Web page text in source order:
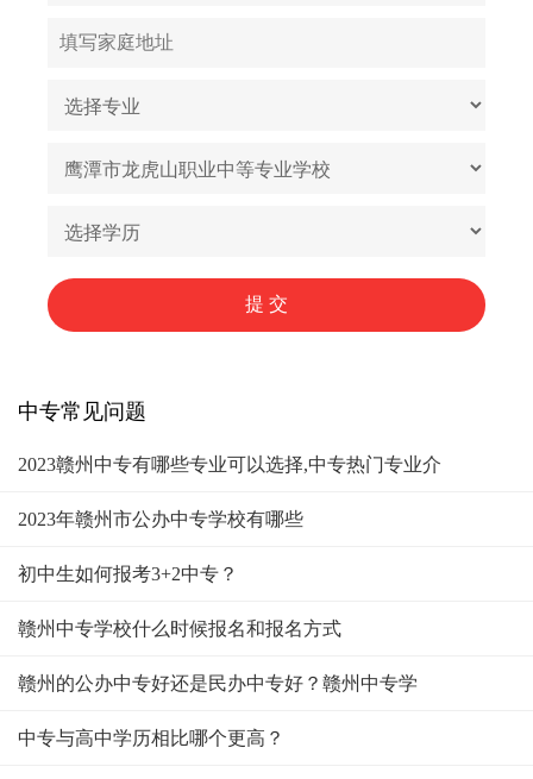
中专常见问题
2023赣州中专有哪些专业可以选择,中专热门专业介
2023年赣州市公办中专学校有哪些
初中生如何报考3+2中专？
赣州中专学校什么时候报名和报名方式
赣州的公办中专好还是民办中专好？赣州中专学
中专与高中学历相比哪个更高？